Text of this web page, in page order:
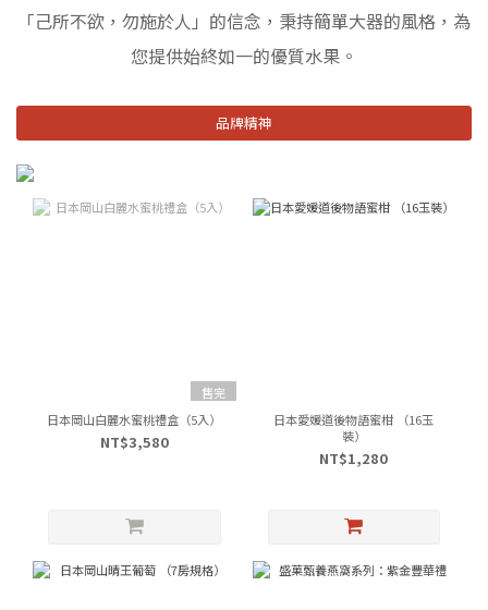
「己所不欲，勿施於人」的信念，秉持簡單大器的風格，為
您提供始終如一的優質水果。
品牌精神
售完
日本岡山白麗水蜜桃禮盒（5入）
NT$3,580
日本愛媛道後物語蜜柑 （16玉
裝）
NT$1,280